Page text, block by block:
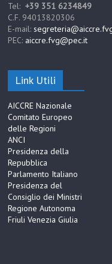
Tel:+39 351 6234849
C.F. 94013820306
E-mail:
PEC: aiccre.fvg@pec.it
Link Utili
AICCRE Nazionale
Comitato Europeo
delle Regioni
ANCI
Presidenza della
Repubblica
Parlamento Italiano
Presidenza del
Consiglio dei Ministri
Regione Autonoma
Friuli Venezia Giulia